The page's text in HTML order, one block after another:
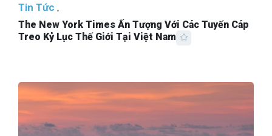
Tin Tức
The New York Times Ấn Tượng Với Các Tuyến Cáp
Treo Kỷ Lục Thế Giới Tại Việt Nam